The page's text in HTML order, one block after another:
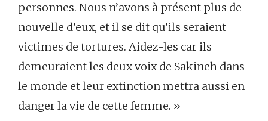
personnes. Nous n’avons à présent plus de
nouvelle d’eux, et il se dit qu’ils seraient
victimes de tortures. Aidez-les car ils
demeuraient les deux voix de Sakineh dans
le monde et leur extinction mettra aussi en
danger la vie de cette femme. »